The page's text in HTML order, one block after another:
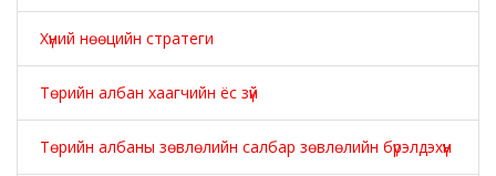
Хүний нөөцийн стратеги
Төрийн албан хаагчийн ёс зүй
Төрийн албаны зөвлөлийн салбар зөвлөлийн бүрэлдэхүүн